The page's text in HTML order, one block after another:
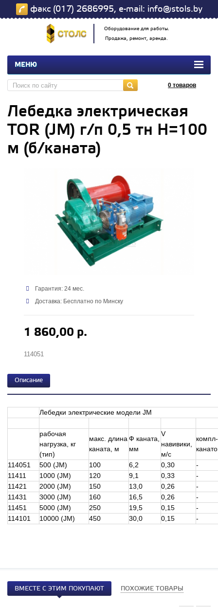
факс (017) 2686995, e-mail: info@stols.by
Оборудование для работы.
Продажа, ремонт, аренда.
МЕНЮ
0 товаров
Лебедка электрическая
TOR (JM) г/п 0,5 тн Н=100
м (б/каната)
Гарантия: 24 мес.
Доставка: Бесплатно по Минску
1 860,00 р.
114051
Описание
Лебедки электрические модели JM
рабочая
нагрузка, кг
(тип)
макс. длина
каната, м
Ф каната,
мм
V
навивики,
м/с
114051 500 (JM) 100 6,2 0,30
-
11411
1000 (JM) 120 9,1 0,33
-
11421
2000 (JM) 150 13,0 0,26
-
11431
3000 (JM) 160 16,5 0,26
-
11451
5000 (JM) 250 19,5 0,15
-
114101
10000 (JM) 450 30,0 0,15 -
ВМЕСТЕ С ЭТИМ ПОКУПАЮТ ПОХОЖИЕ ТОВАРЫ